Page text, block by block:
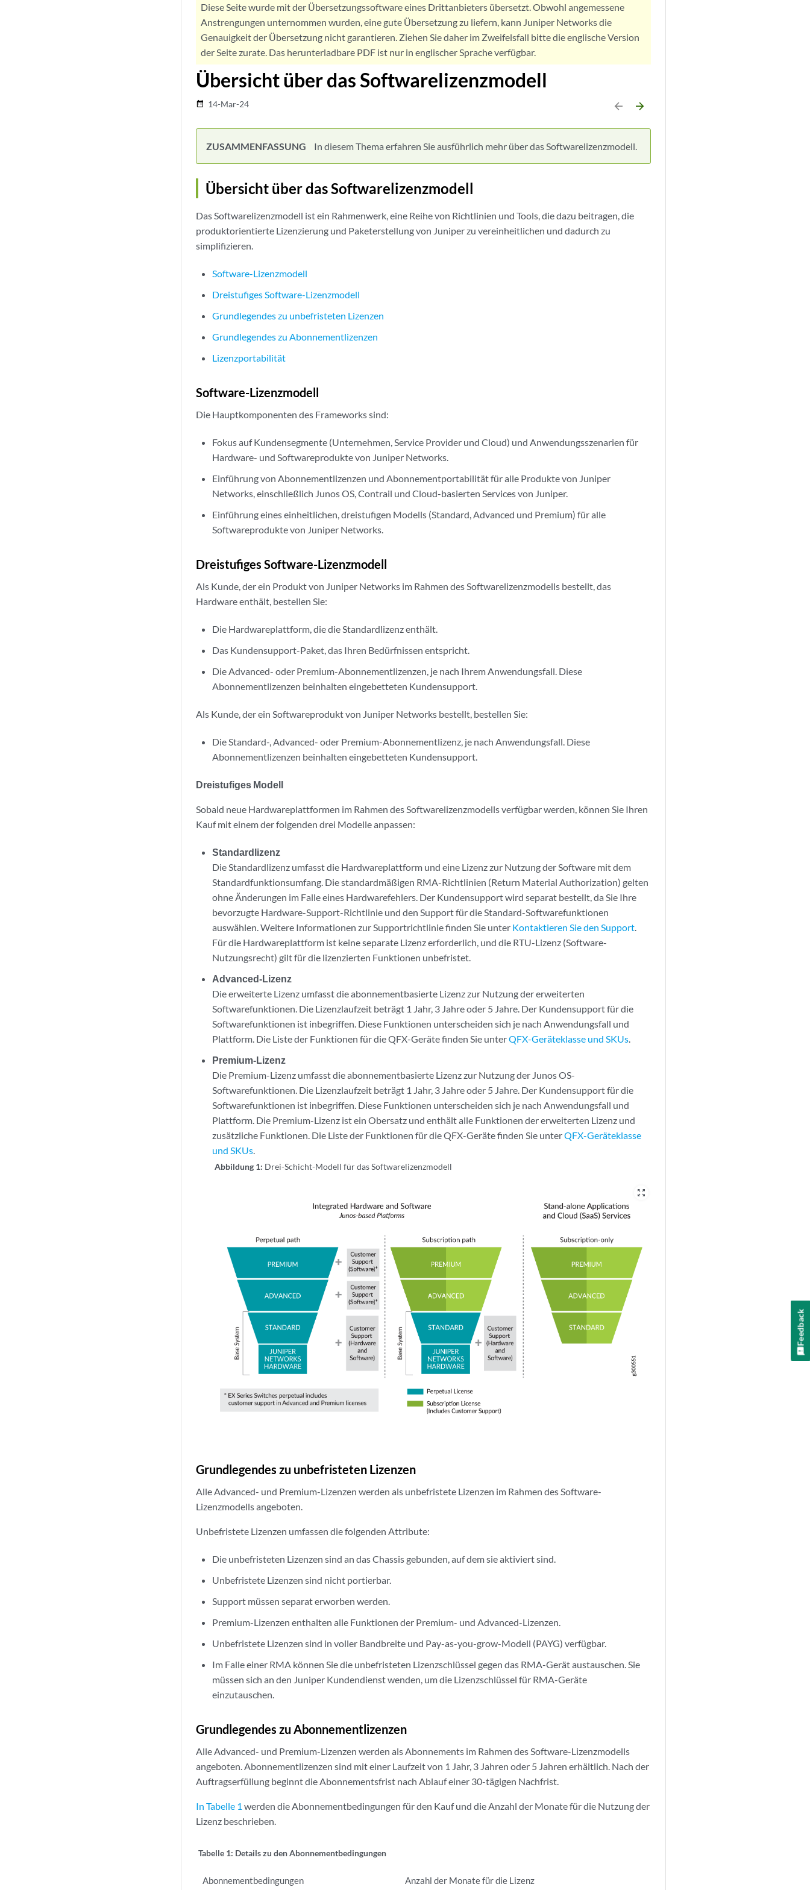
Diese Seite wurde mit der Übersetzungssoftware eines Drittanbieters übersetzt. Obwohl angemessene
Anstrengungen unternommen wurden, eine gute Übersetzung zu liefern, kann Juniper Networks die
Genauigkeit der Übersetzung nicht garantieren. Ziehen Sie daher im Zweifelsfall bitte die englische Version
der Seite zurate. Das herunterladbare PDF ist nur in englischer Sprache verfügbar.
Übersicht über das Softwarelizenzmodell
date_range 14-Mar-24 arrow_backward arrow_forward
ZUSAMMENFASSUNG In diesem Thema erfahren Sie ausführlich mehr über das Softwarelizenzmodell.
Übersicht über das Softwarelizenzmodell
Das Softwarelizenzmodell ist ein Rahmenwerk, eine Reihe von Richtlinien und Tools, die dazu beitragen, die
produktorientierte Lizenzierung und Paketerstellung von Juniper zu vereinheitlichen und dadurch zu
simplifizieren.
Software-Lizenzmodell
Dreistufiges Software-Lizenzmodell
Grundlegendes zu unbefristeten Lizenzen
Grundlegendes zu Abonnementlizenzen
Lizenzportabilität
Software-Lizenzmodell
Die Hauptkomponenten des Frameworks sind:
Fokus auf Kundensegmente (Unternehmen, Service Provider und Cloud) und Anwendungsszenarien für
Hardware- und Softwareprodukte von Juniper Networks.
Einführung von Abonnementlizenzen und Abonnementportabilität für alle Produkte von Juniper
Networks, einschließlich Junos OS, Contrail und Cloud-basierten Services von Juniper.
Einführung eines einheitlichen, dreistufigen Modells (Standard, Advanced und Premium) für alle
Softwareprodukte von Juniper Networks.
Dreistufiges Software-Lizenzmodell
Als Kunde, der ein Produkt von Juniper Networks im Rahmen des Softwarelizenzmodells bestellt, das
Hardware enthält, bestellen Sie:
Die Hardwareplattform, die die Standardlizenz enthält.
Das Kundensupport-Paket, das Ihren Bedürfnissen entspricht.
Die Advanced- oder Premium-Abonnementlizenzen, je nach Ihrem Anwendungsfall. Diese
Abonnementlizenzen beinhalten eingebetteten Kundensupport.
Als Kunde, der ein Softwareprodukt von Juniper Networks bestellt, bestellen Sie:
Die Standard-, Advanced- oder Premium-Abonnementlizenz, je nach Anwendungsfall. Diese
Abonnementlizenzen beinhalten eingebetteten Kundensupport.
Dreistufiges Modell
Sobald neue Hardwareplattformen im Rahmen des Softwarelizenzmodells verfügbar werden, können Sie Ihren
Kauf mit einem der folgenden drei Modelle anpassen:
Standardlizenz
Die Standardlizenz umfasst die Hardwareplattform und eine Lizenz zur Nutzung der Software mit dem
Standardfunktionsumfang. Die standardmäßigen RMA-Richtlinien (Return Material Authorization) gelten
ohne Änderungen im Falle eines Hardwarefehlers. Der Kundensupport wird separat bestellt, da Sie Ihre
bevorzugte Hardware-Support-Richtlinie und den Support für die Standard-Softwarefunktionen
auswählen. Weitere Informationen zur Supportrichtlinie finden Sie unter Kontaktieren Sie den Support.
Für die Hardwareplattform ist keine separate Lizenz erforderlich, und die RTU-Lizenz (Software-
Nutzungsrecht) gilt für die lizenzierten Funktionen unbefristet.
Advanced-Lizenz
Die erweiterte Lizenz umfasst die abonnementbasierte Lizenz zur Nutzung der erweiterten
Softwarefunktionen. Die Lizenzlaufzeit beträgt 1 Jahr, 3 Jahre oder 5 Jahre. Der Kundensupport für die
Softwarefunktionen ist inbegriffen. Diese Funktionen unterscheiden sich je nach Anwendungsfall und
Plattform. Die Liste der Funktionen für die QFX-Geräte finden Sie unterQFX-Geräteklasse und SKUs.
Premium-Lizenz
Die Premium-Lizenz umfasst die abonnementbasierte Lizenz zur Nutzung der Junos OS-
Softwarefunktionen. Die Lizenzlaufzeit beträgt 1 Jahr, 3 Jahre oder 5 Jahre. Der Kundensupport für die
Softwarefunktionen ist inbegriffen. Diese Funktionen unterscheiden sich je nach Anwendungsfall und
Plattform. Die Premium-Lizenz ist ein Obersatz und enthält alle Funktionen der erweiterten Lizenz und
zusätzliche Funktionen. Die Liste der Funktionen für die QFX-Geräte finden Sie unterQFX-Geräteklasse
und SKUs.
Abbildung 1: Drei-Schicht-Modell für das Softwarelizenzmodell
zoom_out_map
Grundlegendes zu unbefristeten Lizenzen
Alle Advanced- und Premium-Lizenzen werden als unbefristete Lizenzen im Rahmen des Software-
Lizenzmodells angeboten.
Unbefristete Lizenzen umfassen die folgenden Attribute:
Die unbefristeten Lizenzen sind an das Chassis gebunden, auf dem sie aktiviert sind.
Unbefristete Lizenzen sind nicht portierbar.
Support müssen separat erworben werden.
Premium-Lizenzen enthalten alle Funktionen der Premium- und Advanced-Lizenzen.
Unbefristete Lizenzen sind in voller Bandbreite und Pay-as-you-grow-Modell (PAYG) verfügbar.
Im Falle einer RMA können Sie die unbefristeten Lizenzschlüssel gegen das RMA-Gerät austauschen. Sie
müssen sich an den Juniper Kundendienst wenden, um die Lizenzschlüssel für RMA-Geräte
einzutauschen.
Grundlegendes zu Abonnementlizenzen
Alle Advanced- und Premium-Lizenzen werden als Abonnements im Rahmen des Software-Lizenzmodells
angeboten. Abonnementlizenzen sind mit einer Laufzeit von 1 Jahr, 3 Jahren oder 5 Jahren erhältlich. Nach der
Auftragserfüllung beginnt die Abonnementsfrist nach Ablauf einer 30-tägigen Nachfrist.
In Tabelle 1 werden die Abonnementbedingungen für den Kauf und die Anzahl der Monate für die Nutzung der
Lizenz beschrieben.
Tabelle 1: Details zu den Abonnementbedingungen
Abonnementbedingungen Anzahl der Monate für die Lizenz
Feedback